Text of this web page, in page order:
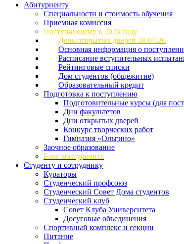
Абитуриенту
Специальности и стоимость обучения
Приемная комиссия
Поступающему в 2026 году
День открытых дверей 28.07.26
Основная информация о
Расписание вступительных
Рейтинговые списки
Дом студентов (общежитие)
Образовательный кредит
Подготовка к поступлению
Подготовительные курсы (для
Дни факультетов
Дни открытых дверей
Конкурс творческих работ
Гимназия «Ольгино»
Заочное образование
Блог абитуриента
Студенту и сотруднику
Кураторы
Студенческий профсоюз
Студенческий Совет Дома студентов
Студенческий клуб
Совет Клуба Университета
Досуговые объединения
Спортивный комплекс и секции
Питание